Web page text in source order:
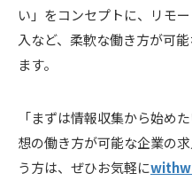
い」をコンセプトに、リモ
入など、柔軟な働き方が可
ます。
「まずは情報収集から始め
想の働き方が可能な企業の
う方は、ぜひお気軽に